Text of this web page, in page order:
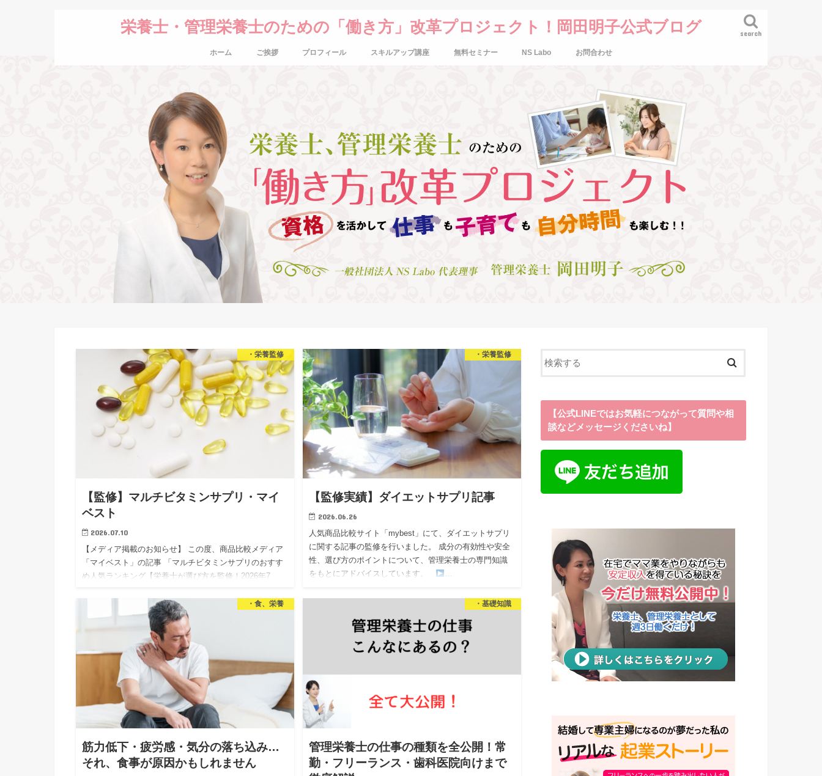
栄養士・管理栄養士のための「働き方」改革プロジェクト！岡田明子公式ブログ search
ホーム ご挨拶 プロフィール スキルアップ講座 無料セミナー NS Labo お問合わせ
・栄養監修
【監修】マルチビタミンサプリ・マイ
ベスト
2026.07.10
【メディア掲載のお知らせ】 この度、商品比較メディア
「マイベスト」の記事 「マルチビタミンサプリのおすす
め人気ランキング【栄養士が選び方を監修！2026年7
・栄養監修
【監修実績】ダイエットサプリ記事
2026.06.26
人気商品比較サイト「mybest」にて、ダイエットサプリ
に関する記事の監修を行いました。 成分の有効性や安全
性、選び方のポイントについて、管理栄養士の専門知識
をもとにアドバイスしています。
…
・食、栄養
筋力低下・疲労感・気分の落ち込み…
それ、食事が原因かもしれません
・基礎知識
管理栄養士の仕事の種類を全公開！常
勤・フリーランス・歯科医院向けまで
【公式LINEではお気軽につながって質問や相
談などメッセージくださいね】